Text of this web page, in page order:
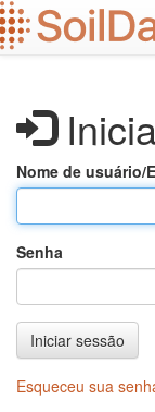
Ir
para
o
Nome de usuário/
Senha
Iniciar sessão
Esqueceu sua